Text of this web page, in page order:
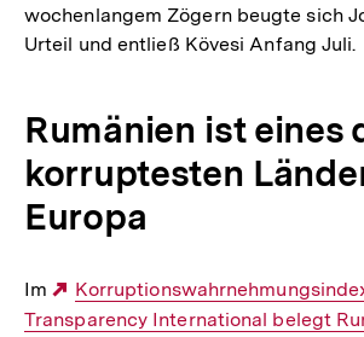
wochenlangem Zögern beugte sich
Urteil und entließ Kövesi Anfang Juli.
Rumänien ist eines
korruptesten
Europa
Im
Externer
Link:
Transparency International belegt